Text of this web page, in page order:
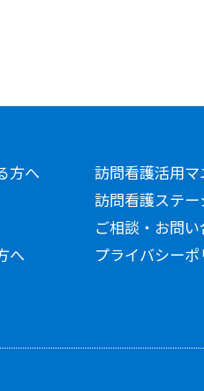
方へ
へ
訪問看護活用マ
訪問看護ステー
ご相談・お問い
プライバシーポ